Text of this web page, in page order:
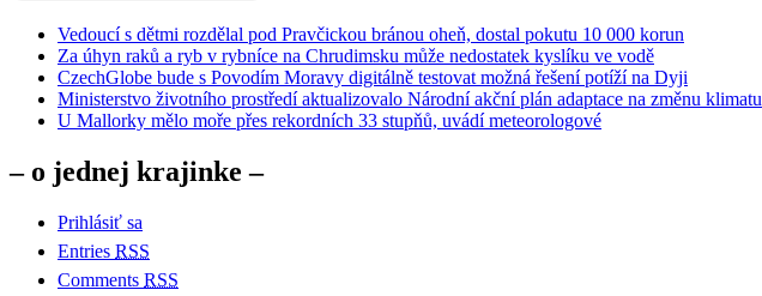
Vedoucí s dětmi rozdělal pod Pravčickou bránou oheň, dostal pokutu 10 000 korun
Za úhyn raků a ryb v rybníce na Chrudimsku může nedostatek kyslíku ve vodě
CzechGlobe bude s Povodím Moravy digitálně testovat možná řešení potíží na Dyji
Ministerstvo životního prostředí aktualizovalo Národní akční plán adaptace na změnu klimatu
U Mallorky mělo moře přes rekordních 33 stupňů, uvádí meteorologové
– o jednej krajinke –
Prihlásiť sa
Entries RSS
Comments RSS